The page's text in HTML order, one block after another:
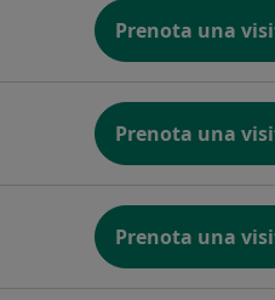
Prenota una
Prenota una
Prenota una